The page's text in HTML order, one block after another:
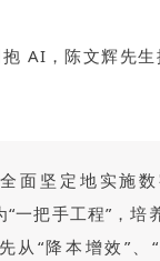
AI，陈文辉先生
面坚定地实施
“一把手工程”，培
从“降本增效”、